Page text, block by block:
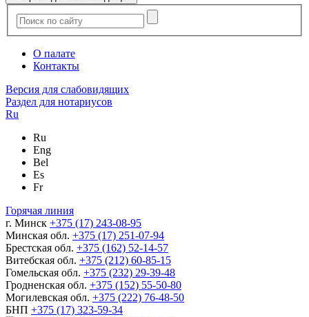
О палате
Контакты
Версия для слабовидящих
Раздел для нотариусов
Ru
Ru
Eng
Bel
Es
Fr
Горячая линия
г. Минск +375 (17) 243-08-95
Минская обл. +375 (17) 251-07-94
Брестская обл. +375 (162) 52-14-57
Витебская обл. +375 (212) 60-85-15
Гомельская обл. +375 (232) 29-39-48
Гродненская обл. +375 (152) 55-50-80
Могилевская обл. +375 (222) 76-48-50
БНП +375 (17) 323-59-34